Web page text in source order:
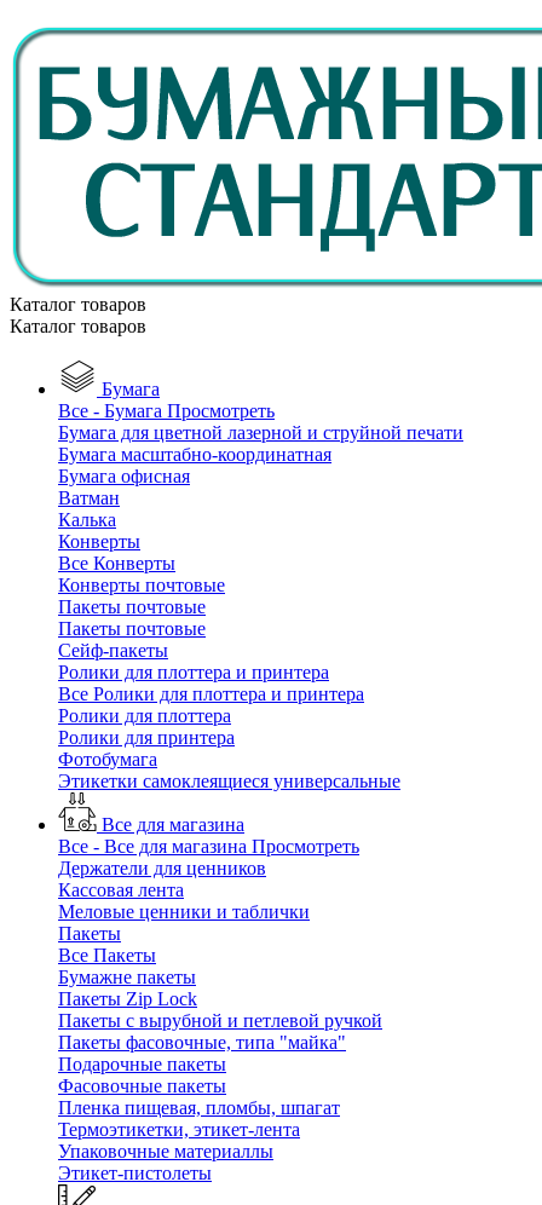
Каталог товаров
Каталог товаров
Бумага
Все - Бумага Просмотреть
Бумага для цветной лазерной и струйной печати
Бумага масштабно-координатная
Бумага офисная
Ватман
Калька
Конверты
Все Конверты
Конверты почтовые
Пакеты почтовые
Пакеты почтовые
Сейф-пакеты
Ролики для плоттера и принтера
Все Ролики для плоттера и принтера
Ролики для плоттера
Ролики для принтера
Фотобумага
Этикетки самоклеящиеся универсальные
Все для магазина
Все - Все для магазина Просмотреть
Держатели для ценников
Кассовая лента
Меловые ценники и таблички
Пакеты
Все Пакеты
Бумажне пакеты
Пакеты Zip Lock
Пакеты с вырубной и петлевой ручкой
Пакеты фасовочные, типа "майка"
Подарочные пакеты
Фасовочные пакеты
Пленка пищевая, пломбы, шпагат
Термоэтикетки, этикет-лента
Упаковочные материаллы
Этикет-пистолеты